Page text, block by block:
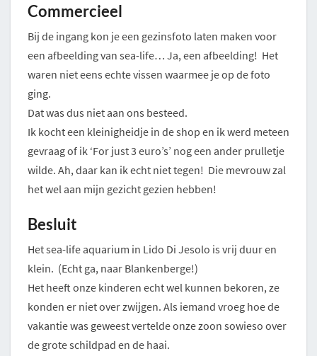
Commercieel
Bij de ingang kon je een gezinsfoto laten maken voor
een afbeelding van sea-life… Ja, een afbeelding! Het
waren niet eens echte vissen waarmee je op de foto
ging.
Dat was dus niet aan ons besteed.
Ik kocht een kleinigheidje in de shop en ik werd meteen
gevraag of ik ‘For just 3 euro’s’ nog een ander prulletje
wilde. Ah, daar kan ik echt niet tegen! Die mevrouw zal
het wel aan mijn gezicht gezien hebben!
Besluit
Het sea-life aquarium in Lido Di Jesolo is vrij duur en
klein. (Echt ga, naar Blankenberge!)
Het heeft onze kinderen echt wel kunnen bekoren, ze
konden er niet over zwijgen. Als iemand vroeg hoe de
vakantie was geweest vertelde onze zoon sowieso over
de grote schildpad en de haai.